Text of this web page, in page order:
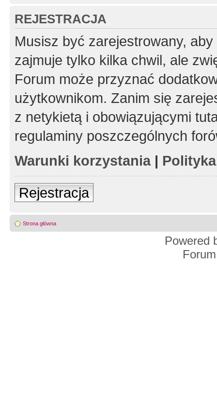
REJESTRACJA
Musisz być zarejestrowany,
zajmuje tylko kilka chwil, ale
Forum może przyznać
użytkownikom. Zanim się
z netykietą i obowiązującymi
regulaminy poszczególnych
Warunki korzystania|
Rejestracja
Strona główna
Powered